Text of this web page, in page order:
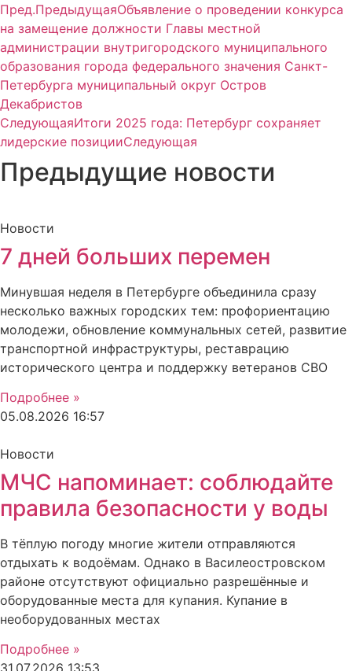
Пред.ПредыдущаяОбъявление о проведении конкурса
на замещение должности Главы местной
администрации внутригородского муниципального
образования города федерального значения Санкт-
Петербурга муниципальный округ Остров
Декабристов
СледующаяИтоги 2025 года: Петербург сохраняет
лидерские позицииСледующая
Предыдущие новости
Новости
7 дней больших перемен
Минувшая неделя в Петербурге объединила сразу
несколько важных городских тем: профориентацию
молодежи, обновление коммунальных сетей, развитие
транспортной инфраструктуры, реставрацию
исторического центра и поддержку ветеранов СВО
Подробнее »
05.08.2026 16:57
Новости
МЧС напоминает: соблюдайте
правила безопасности у воды
В тёплую погоду многие жители отправляются
отдыхать к водоёмам. Однако в Василеостровском
районе отсутствуют официально разрешённые и
оборудованные места для купания. Купание в
необорудованных местах
Подробнее »